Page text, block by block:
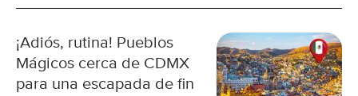
¡Adiós, rutina! Pueblos
Mágicos cerca de CDMX
para una escapada de fin